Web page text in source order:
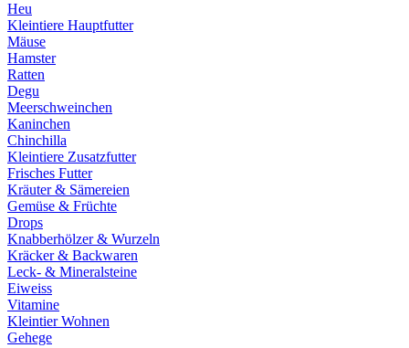
Heu
Kleintiere Hauptfutter
Mäuse
Hamster
Ratten
Degu
Meerschweinchen
Kaninchen
Chinchilla
Kleintiere Zusatzfutter
Frisches Futter
Kräuter & Sämereien
Gemüse & Früchte
Drops
Knabberhölzer & Wurzeln
Kräcker & Backwaren
Leck- & Mineralsteine
Eiweiss
Vitamine
Kleintier Wohnen
Gehege